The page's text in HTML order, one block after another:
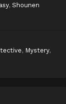
, Shounen
, Mystery,